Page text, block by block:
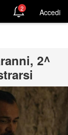
2^
2 Accedi